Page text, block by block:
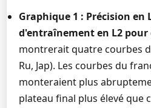
Graphique 1 : Précision en
d'entraînement en L2 pour
montrerait quatre courbes
Ru, Jap). Les courbes du
monteraient plus
plateau final plus élevé que